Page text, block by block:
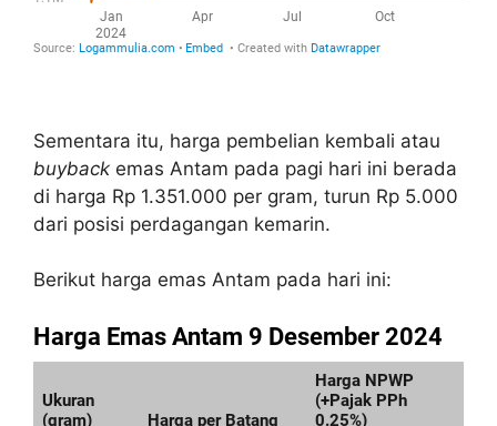
Sementara itu, harga pembelian kembali atau
buyback emas Antam pada pagi hari ini berada
di harga Rp 1.351.000 per gram, turun Rp 5.000
dari posisi perdagangan kemarin.
Berikut harga emas Antam pada hari ini: